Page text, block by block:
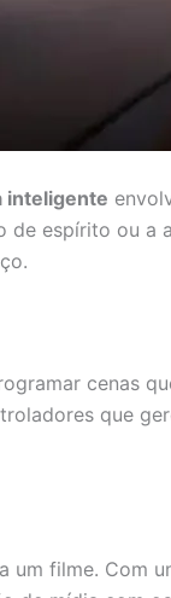
inteligente
espírito ou a
cenas
que
um filme. Com